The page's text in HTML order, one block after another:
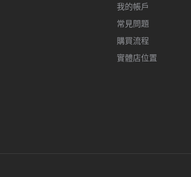
我的帳戶
常見問題
購買流程
實體店位置